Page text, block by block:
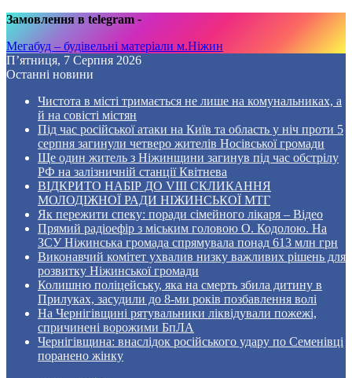
Замовлення в telegram -
Мегабуд – будівельні матеріали м.Ніжин
П’ятниця, 7 Серпня 2026
Останні новини
Чистота в місті тримається не лише на комунальниках, а
й на совісті містян
Під час російської атаки на Київ та область у ніч проти 5
серпня загинули четверо жителів Носівської громади
Ще один житель з Ніжинщини загинув під час обстрілу
РФ на залізничній станції Квітнева
ВІДКРИТО НАБІР ДО VIII СКЛИКАННЯ
МОЛОДІЖНОЇ РАДИ НІЖИНСЬКОЇ МТГ
Як пережити спеку: поради сімейного лікаря – Відео
Прямий радіоефір з міським головою О. Кодолою. На
ЗСУ Ніжинська громада спрямувала понад 613 млн грн
Виконавчий комітет ухвалив низку важливих рішень для
розвитку Ніжинської громади
Колишню поліцейську, яка на смерть збила дитину в
Прилуках, засудили до 8-ми років позбавлення волі
На Чернігівщині рятувальники ліквідували пожежі,
спричинені ворожими БпЛА
Чернігівщина: внаслідок російського удару по Семенівці
поранено жінку